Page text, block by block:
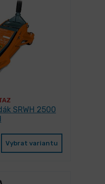
SRWH 2500
Vybrat variantu